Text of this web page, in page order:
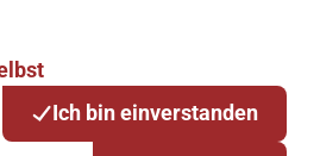
Ich bin einverstanden